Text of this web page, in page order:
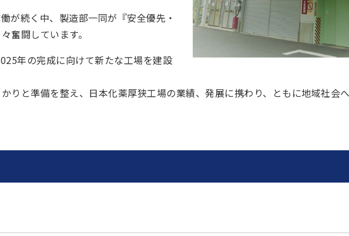
が続く中、製造部一同が『安全優先・
奮闘しています。
年の完成に向けて新たな工場を建設
りと準備を整え、日本化薬厚狭工場の業績、発展に携わり、ともに地域社会